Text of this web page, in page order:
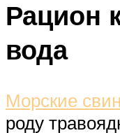
Рацион
вода
Морские
роду